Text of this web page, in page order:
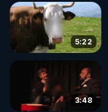
5:22
3:48